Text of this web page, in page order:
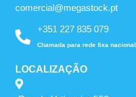
comercial@megastock.pt
+351 227 835 079
Chamada para rede fixa nacional
LOCALIZAÇÃO